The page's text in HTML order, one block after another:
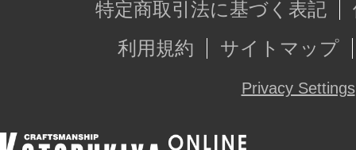
【新規製作の展示用ベース】
これにより幅広いアクションシーン
特定商取引法に基づく表記
利用規約
サイトマップ
Privacy Settings